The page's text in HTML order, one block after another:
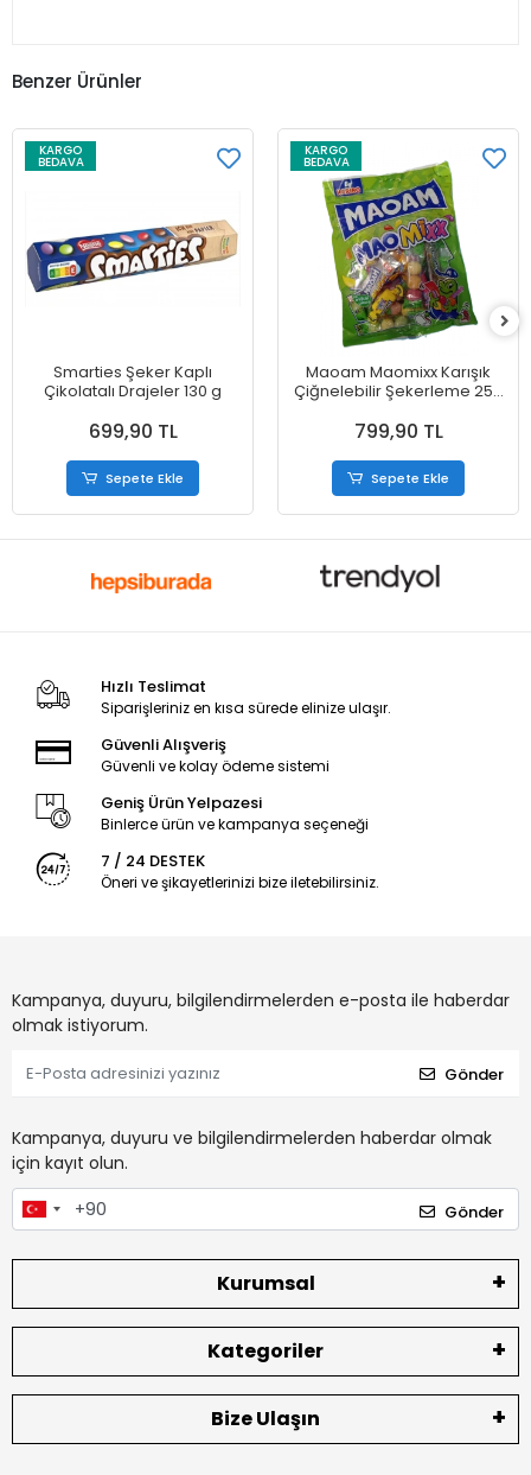
Benzer Ürünler
KARGO
BEDAVA
Smarties Şeker Kaplı
Çikolatalı Drajeler 130 g
699,90 TL
Sepete Ekle
KARGO
BEDAVA
Maoam Maomixx Karışık
Çiğnelebilir Şekerleme 250
799,90 TL
Sepete Ekle
Hızlı Teslimat
Siparişleriniz en kısa sürede elinize ulaşır.
Güvenli Alışveriş
Güvenli ve kolay ödeme sistemi
Geniş Ürün Yelpazesi
Binlerce ürün ve kampanya seçeneği
7 / 24 DESTEK
Öneri ve şikayetlerinizi bize iletebilirsiniz.
Kampanya, duyuru, bilgilendirmelerden e-posta ile haberdar
olmak istiyorum.
Gönder
Kampanya, duyuru ve bilgilendirmelerden haberdar olmak
için kayıt olun.
Gönder
Kurumsal
Kategoriler
Bize Ulaşın